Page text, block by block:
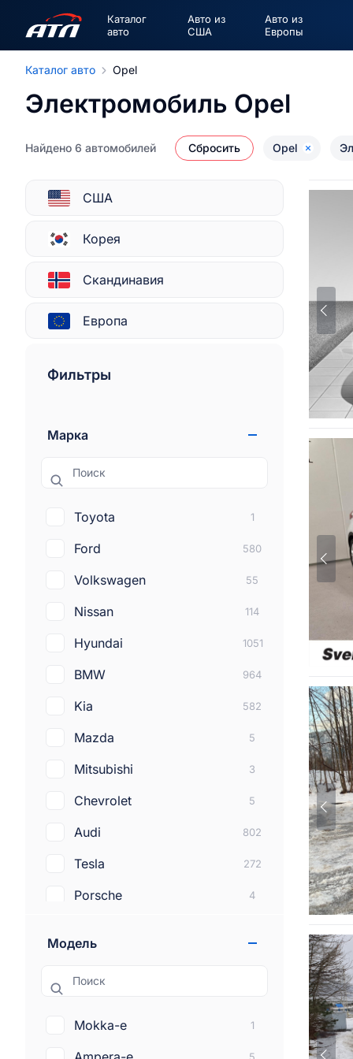
Каталог
авто
Авто из
США
Авто из
Европы
Каталог авто Opel
Электромобиль Opel
Найдено 6 автомобилей Сбросить Opel
США
Корея
Скандинавия
Европа
Фильтры
Марка
Поиск
Toyota 1
Ford 580
Volkswagen 55
Nissan 114
Hyundai 1051
BMW 964
Kia 582
Mazda 5
Mitsubishi 3
Chevrolet 5
Audi 802
Tesla 272
Porsche 4
Cadillac
Jaguar 2
Smart 4
Модель
Поиск
Mokka-e 1